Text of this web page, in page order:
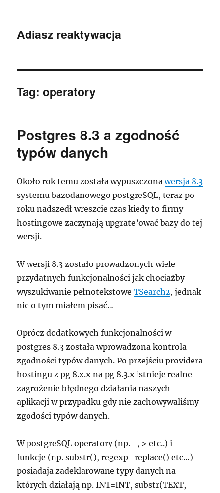
Adiasz reaktywacja
Tag:operatory
Postgres 8.3 a zgodność
typów danych
Około rok temu została wypuszczonawersja 8.3
systemu bazodanowego postgreSQL, teraz po
roku nadszedł wreszcie czas kiedy to firmy
hostingowe zaczynają upgrate’ować bazy do tej
wersji.
W wersji 8.3 zostało prowadzonych wiele
przydatnych funkcjonalności jak chociażby
wyszukiwanie pełnotekstoweTSearch2, jednak
nie o tym miałem pisać…
Oprócz dodatkowych funkcjonalności w
postgres 8.3 została wprowadzona kontrola
zgodności typów danych. Po przejściu providera
hostingu z pg 8.x.x na pg 8.3.x istnieje realne
zagrożenie błędnego działania naszych
aplikacji w przypadku gdy nie zachowywaliśmy
zgodości typów danych.
W postgreSQL operatory (np. =, > etc..) i
funkcje (np. substr(), regexp_replace() etc…)
posiadaja zadeklarowane typy danych na
których działają np. INT=INT, substr(TEXT,